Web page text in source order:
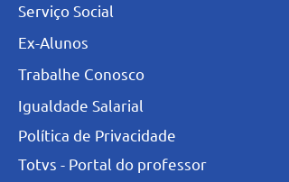
Serviço Social
Ex-Alunos
Trabalhe Conosco
Igualdade Salarial
Política de Privacidade
Totvs - Portal do professor